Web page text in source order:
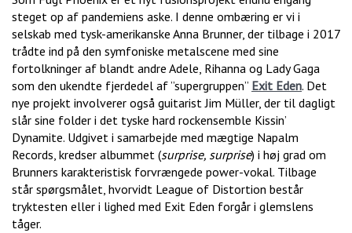
steget op af pandemiens aske. I denne ombæring er vi i
selskab med tysk-amerikanske Anna Brunner, der tilbage i 2017
trådte ind på den symfoniske metalscene med sine
fortolkninger af blandt andre Adele, Rihanna og Lady Gaga
som den ukendte fjerdedel af ”supergruppen” Exit Eden. Det
nye projekt involverer også guitarist Jim Müller, der til dagligt
slår sine folder i det tyske hard rockensemble Kissin’
Dynamite. Udgivet i samarbejde med mægtige Napalm
Records, kredser albummet (surprise, surprise) i høj grad om
Brunners karakteristisk forvrængede power-vokal. Tilbage
står spørgsmålet, hvorvidt League of Distortion består
tryktesten eller i lighed med Exit Eden forgår i glemslens
tåger.